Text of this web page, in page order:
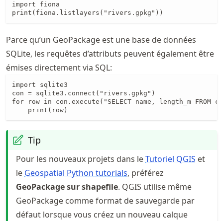
import fiona
print(fiona.listlayers("rivers.gpkg"))
Parce qu’un GeoPackage est une base de données
SQLite, les requêtes d’attributs peuvent également être
émises directement via SQL:
import sqlite3
con = sqlite3.connect("rivers.gpkg")
for row in con.execute("SELECT name, length_m FROM
    print(row)
Tip
Pour les nouveaux projets dans leTutoriel QGIS et
le Geospatial Python tutorials, préférez
GeoPackage sur shapefile. QGIS utilise même
GeoPackage comme format de sauvegarde par
défaut lorsque vous créez un nouveau calque